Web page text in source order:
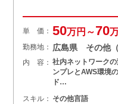
単 価： 50万円～70
勤務地： 広島県 その他（
内 容： 社内ネットワーク
ンプレとAWS環境
ド…
スキル： その他言語